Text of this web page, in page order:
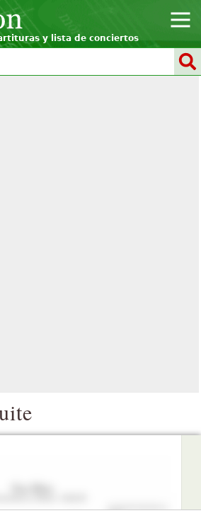
y lista de conciertos